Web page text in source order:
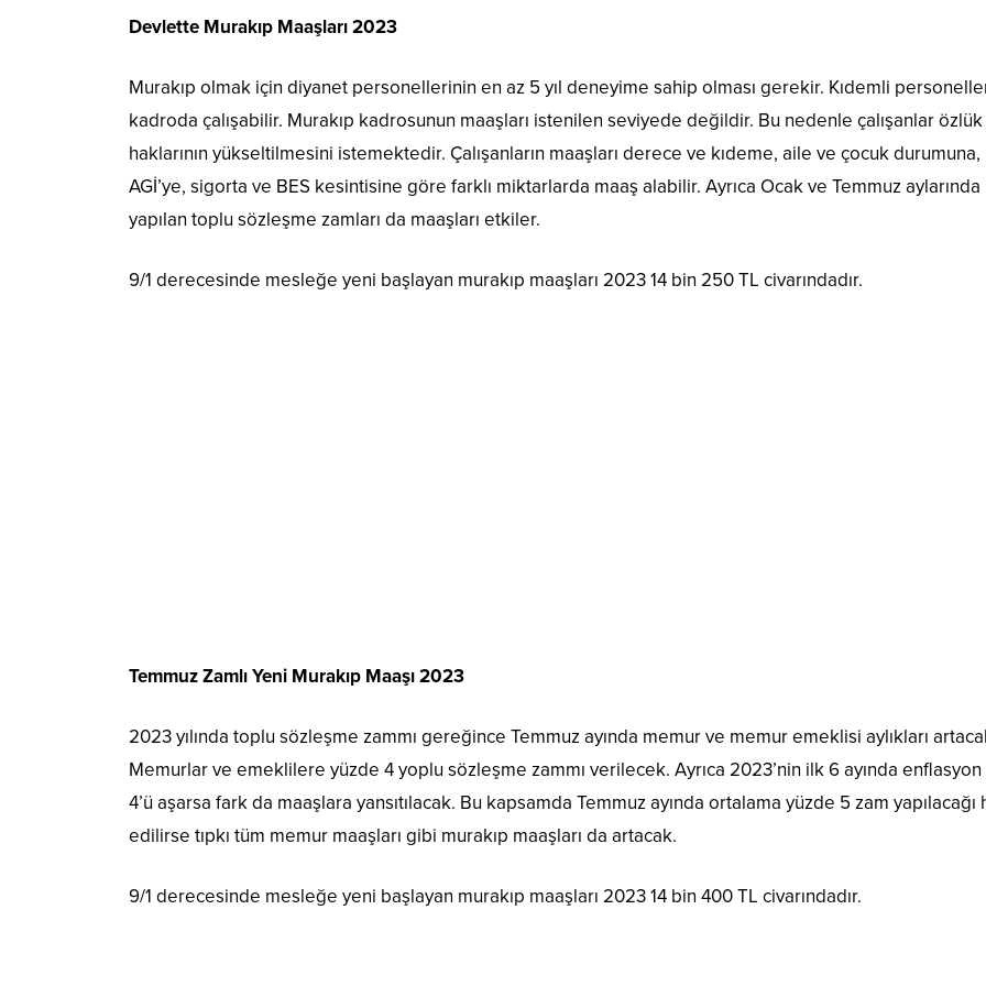
Devlette Murakıp Maaşları 2023
Murakıp olmak için diyanet personellerinin en az 5 yıl deneyime sahip olması gerekir. Kıdemli
kadroda çalışabilir. Murakıp kadrosunun maaşları istenilen seviyede değildir. Bu nedenle çalışanlar özlük
haklarının yükseltilmesini istemektedir. Çalışanların maaşları derece ve kıdeme, aile ve çocuk durumuna,
AGİ’ye, sigorta ve BES kesintisine göre farklı miktarlarda maaş alabilir. Ayrıca Ocak ve Temmuz aylarında
yapılan toplu sözleşme zamları da maaşları etkiler.
9/1 derecesinde mesleğe yeni başlayan murakıp maaşları 2023 14 bin 250 TL civarındadır.
Temmuz Zamlı Yeni Murakıp Maaşı 2023
2023 yılında toplu sözleşme zammı gereğince Temmuz ayında memur ve memur emeklisi aylıkları
Memurlar ve emeklilere yüzde 4 yoplu sözleşme zammı verilecek. Ayrıca 2023’nin ilk 6 ayında
4’ü aşarsa fark da maaşlara yansıtılacak. Bu kapsamda Temmuz ayında ortalama yüzde 5 zam yapılacağı
edilirse tıpkı tüm memur maaşları gibi murakıp maaşları da artacak.
9/1 derecesinde mesleğe yeni başlayan murakıp maaşları 2023 14 bin 400 TL civarındadır.